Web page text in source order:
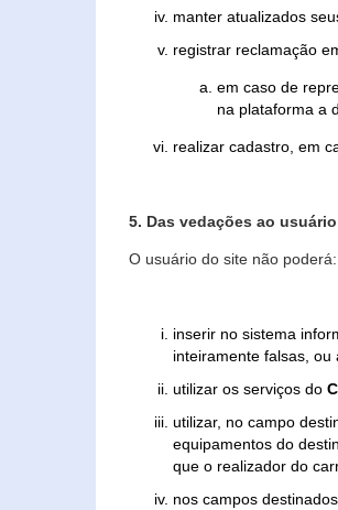
manter atualizados
registrar reclamação
em caso de
na plataforma a
realizar cadastro, em
5. Das vedações ao
O usuário do site não poderá:
inserir no sistema
inteiramente falsas,
utilizar os serviços do
utilizar, no campo
equipamentos do
que o realizador do
nos campos